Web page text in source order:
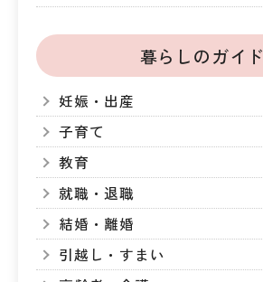
暮らしのガイド
妊娠・出産
子育て
教育
就職・退職
結婚・離婚
引越し・すまい